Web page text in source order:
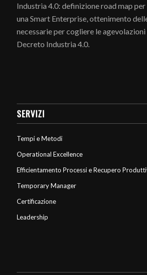
Industria 4.0: definizione road map
una Smart Enterprise, ottenimento
necessarie per cogliere le agevolazioni
Decreto Industria 4.0.
SERVIZI
Tempi e Metodi
Operational Excellence
Efficientamento Processi e Recupero
Temporary Manager
Certificazione
Leadership